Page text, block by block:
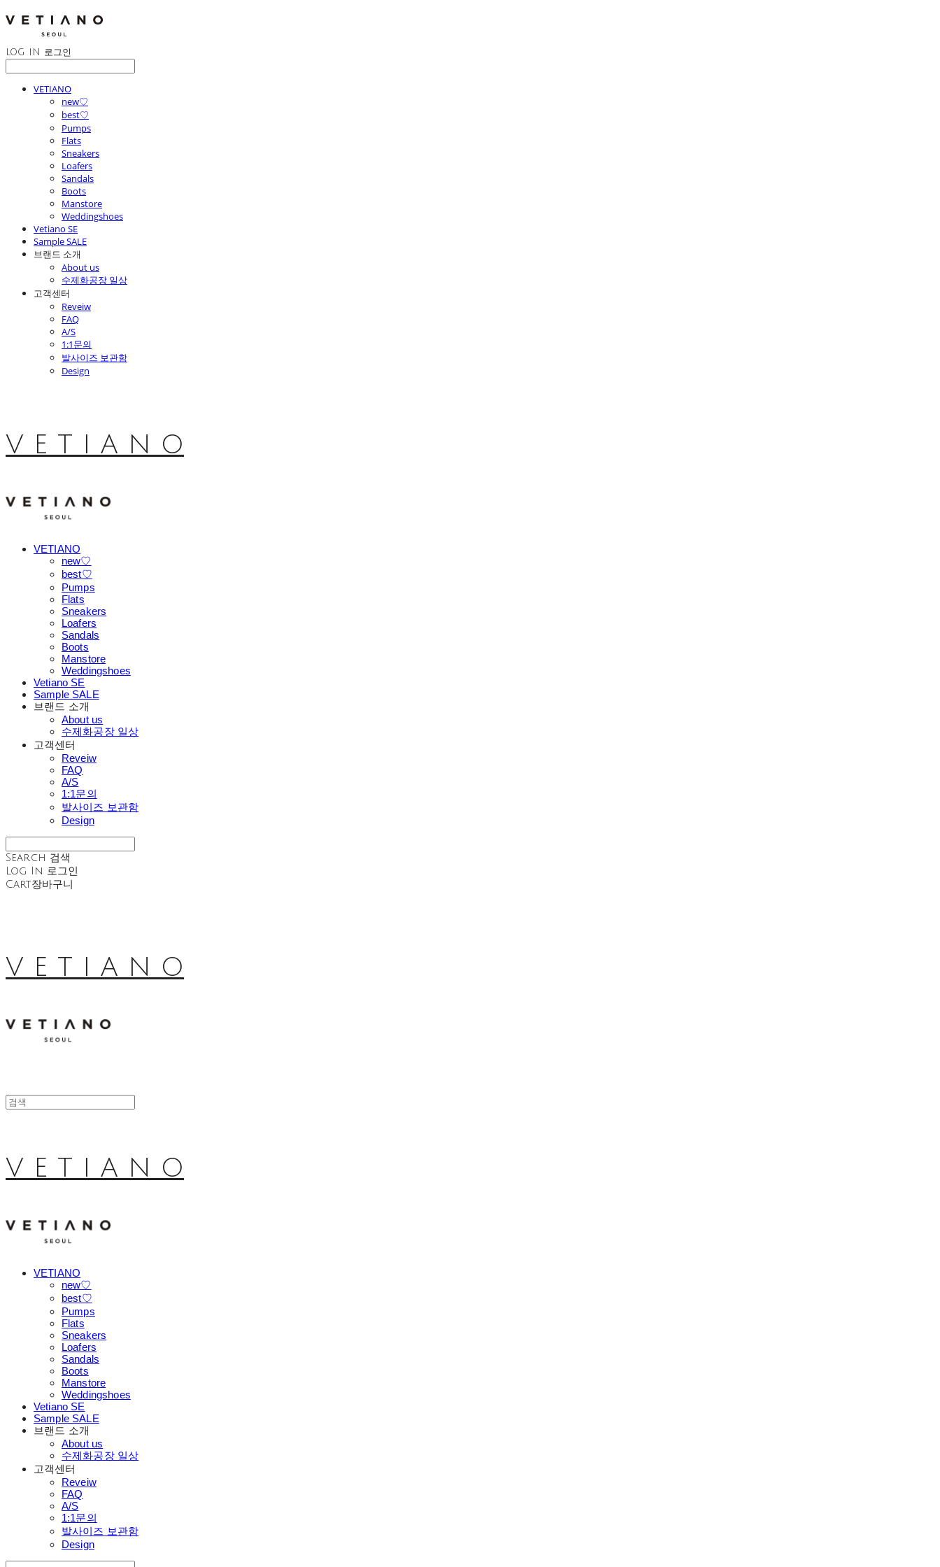
LOG IN 로그인
VETIANO
new♡
best♡
Pumps
Flats
Sneakers
Loafers
Sandals
Boots
Manstore
Weddingshoes
Vetiano SE
Sample SALE
브랜드 소개
About us
수제화공장 일상
고객센터
Reveiw
FAQ
A/S
1:1문의
발사이즈 보관함
Design
V E T I A N O
VETIANO
new♡
best♡
Pumps
Flats
Sneakers
Loafers
Sandals
Boots
Manstore
Weddingshoes
Vetiano SE
Sample SALE
브랜드 소개
About us
수제화공장 일상
고객센터
Reveiw
FAQ
A/S
1:1문의
발사이즈 보관함
Design
Search 검색
Log In 로그인
Cart장바구니
V E T I A N O
V E T I A N O
VETIANO
new♡
best♡
Pumps
Flats
Sneakers
Loafers
Sandals
Boots
Manstore
Weddingshoes
Vetiano SE
Sample SALE
브랜드 소개
About us
수제화공장 일상
고객센터
Reveiw
FAQ
A/S
1:1문의
발사이즈 보관함
Design